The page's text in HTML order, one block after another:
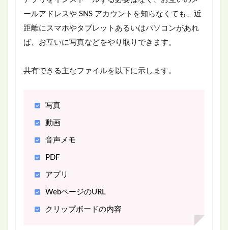
ールアドレスや SNS アカウントを知らなくても、近
距離にスマホやタブレットあるいはパソコンがあれ
ば、お互いに写真などをやり取りできます。
共有できる主なファイルを以下に示します。
写真
動画
音声メモ
PDF
アプリ
WebページのURL
クリップボードの内容